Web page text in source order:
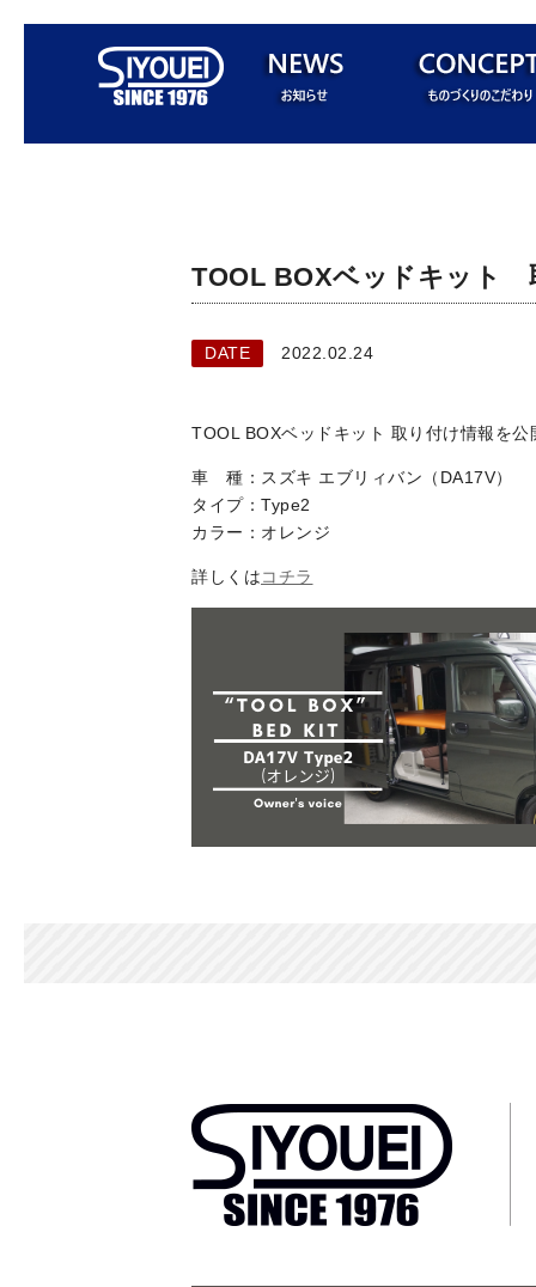
TOOL BOXベッドキット
DATE 2022.02.24
TOOL BOXベッドキット 取り付け情報を公
車 種：スズキ エブリィバン（DA17V）
タイプ：Type2
カラー：オレンジ
詳しくはコチラ